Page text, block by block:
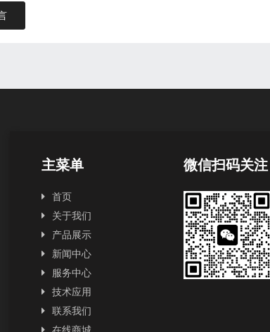
主菜单
首页
关于我们
产品展示
新闻中心
服务中心
技术应用
联系我们
微信扫码关注